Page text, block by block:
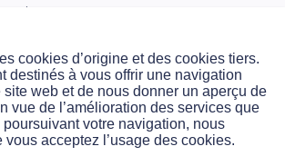
par Urbanis Finance, Prestataire de Services de
Financement Participatif
cookies d’origine et des cookies tiers.
destinés à vous offrir une navigation
web et de nous donner un aperçu de
vue de l’amélioration des services que
poursuivant votre navigation, nous
acceptez l’usage des cookies.